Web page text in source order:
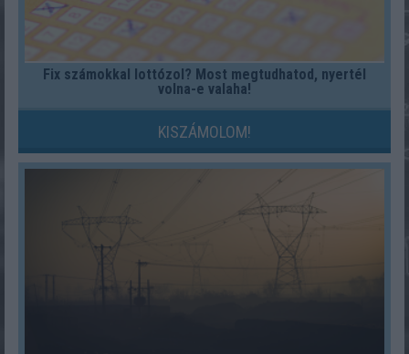
Fix számokkal lottózol? Most megtudhatod, nyertél
volna-e valaha!
KISZÁMOLOM!